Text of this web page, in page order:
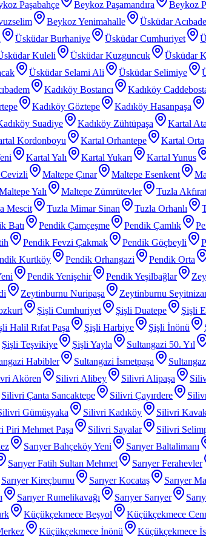
Paşabahçe Beykoz Paşamandıra Beykoz
Beykoz Yenimahalle Üsküdar
Üsküdar Burhaniye Üsküdar Cumhuriyet
Kuleli Üsküdar Kuzguncuk Üsküdar
Üsküdar Selami Ali Üsküdar Selimiye
Kadıköy Bostancı Kadıköy
Kadıköy Göztepe Kadıköy Hasanpaşa
Suadiye Kadıköy Zühtüpaşa Kartal
Kordonboyu Kartal Orhantepe Kartal Orta
Kartal Yalı Kartal Yukarı Kartal Yunus
Maltepe Çınar Maltepe Esenkent
Yalı Maltepe Zümrütevler Tuzla Akfırat
Mescit Tuzla Mimar Sinan Tuzla Orhanlı
Batı Pendik Çamçeşme Pendik Çamlık
Pendik Fevzi Çakmak Pendik Göçbeyli
Kurtköy Pendik Orhangazi Pendik Orta
Pendik Yenişehir Pendik Yeşilbağlar
Zeytinburnu Nuripaşa Zeytinburnu
Şişli Cumhuriyet Şişli Duatepe Şişli
Halil Rıfat Paşa Şişli Harbiye Şişli İnönü
Şişli Teşvikiye Şişli Yayla Sultangazi 50. Yıl
Habibler Sultangazi İsmetpaşa
Akören Silivri Alibey Silivri Alipaşa
Silivri Çanta Sancaktepe Silivri Çayırdere
Gümüşyaka Silivri Kadıköy Silivri
Piri Mehmet Paşa Silivri Sayalar Silivri
Sarıyer Bahçeköy Yeni Sarıyer Baltalimanı
Sarıyer Fatih Sultan Mehmet Sarıyer Ferahevler
Sarıyer Kireçburnu Sarıyer Kocataş Sarıyer
Sarıyer Rumelikavağı Sarıyer Sarıyer
Küçükçekmece Beşyol Küçükçekmece
Küçükçekmece İnönü Küçükçekmece